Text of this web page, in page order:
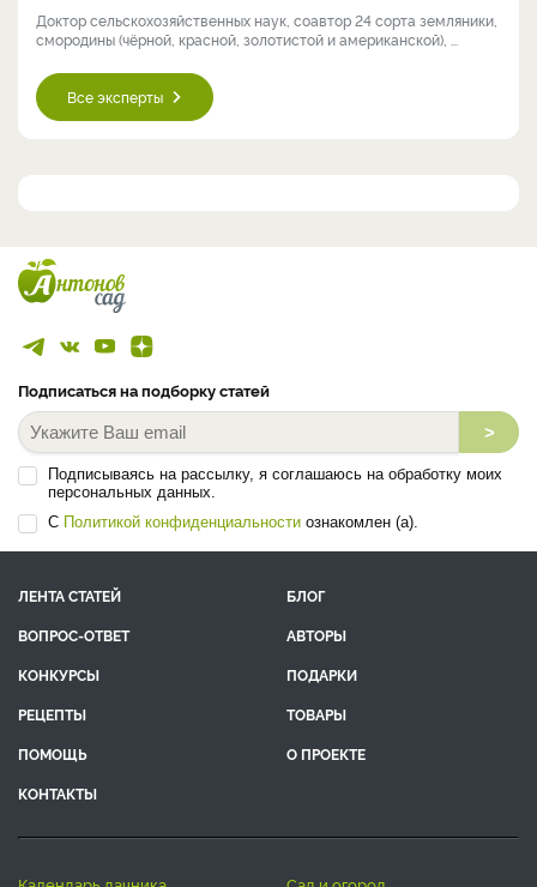
Доктор сельскохозяйственных наук, соавтор 24 сорта земляники,
смородины (чёрной, красной, золотистой и американской), ...
Все эксперты
Подписаться на подборку статей
>
Подписываясь на рассылку, я соглашаюсь на обработку моих
персональных данных.
С Политикой конфиденциальности ознакомлен (а).
ЛЕНТА СТАТЕЙ
БЛОГ
ВОПРОС-ОТВЕТ
АВТОРЫ
КОНКУРСЫ
ПОДАРКИ
РЕЦЕПТЫ
ТОВАРЫ
ПОМОЩЬ
О ПРОЕКТЕ
КОНТАКТЫ